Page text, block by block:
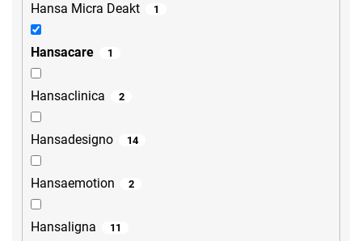
Hansa Micra Deakt 1
Hansacare 1
Hansaclinica 2
Hansadesigno 14
Hansaemotion 2
Hansaligna 11